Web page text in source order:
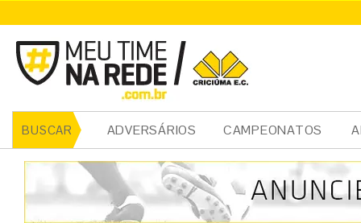
BUSCAR ADVERSÁRIOS CAMPEONATOS